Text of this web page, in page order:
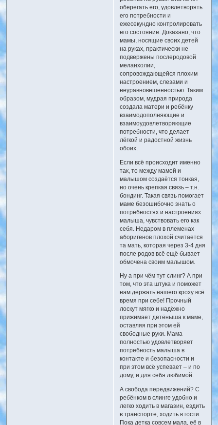
оберегать его, удовлетворять
его потребности и
ежесекундно контролировать
его состояние. Доказано, что
мамы, носящие своих детей
на руках, практически не
подвержены послеродовой
меланхолии,
сопровождающейся плохим
настроением, слезами и
неуравновешенностью. Таким
образом, мудрая природа
создала матери и ребёнку
взаимодополняющие и
взаимоудовлетворяющие
потребности, что делает
лёгкой и радостной жизнь
обоих.
Если всё происходит именно
так, то между мамой и
малышом создаётся тонкая,
но очень крепкая связь – т.н.
бондинг. Такая связь помогает
маме безошибочно знать о
потребностях и настроениях
малыша, чувствовать его как
себя. Недаром в племенах
аборигенов плохой считается
та мать, которая через 3-4 дня
после родов всё ещё бывает
обмочена своим малышом.
Ну а при чём тут слинг? А при
том, что эта штука и поможет
нам держать нашего кроху всё
время при себе! Прочный
лоскут мягко и надёжно
прижимает детёныша к маме,
оставляя при этом ей
свободные руки. Мама
полностью удовлетворяет
потребность малыша в
контакте и безопасности и
при этом всё успевает – и по
дому, и для себя любимой.
А свобода передвижений? С
ребёнком в слинге удобно и
легко ходить в магазин, ездить
в транспорте, ходить в гости.
Пока детка совсем мала, её в